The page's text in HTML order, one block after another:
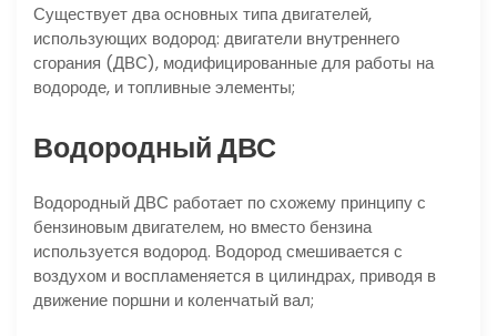
Существует два основных типа двигателей,
использующих водород: двигатели внутреннего
сгорания (ДВС), модифицированные для работы на
водороде, и топливные элементы;
Водородный ДВС
Водородный ДВС работает по схожему принципу с
бензиновым двигателем, но вместо бензина
используется водород. Водород смешивается с
воздухом и воспламеняется в цилиндрах, приводя в
движение поршни и коленчатый вал;